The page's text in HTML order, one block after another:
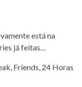
está na
já feitas…
Friends, 24 Horas